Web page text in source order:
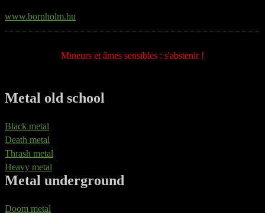
www.bornholm.hu
Mineurs et âmes sensibles : s'abstenir !
Metal old school
Black metal
Death metal
Thrash metal
Heavy metal
Metal underground
Doom metal